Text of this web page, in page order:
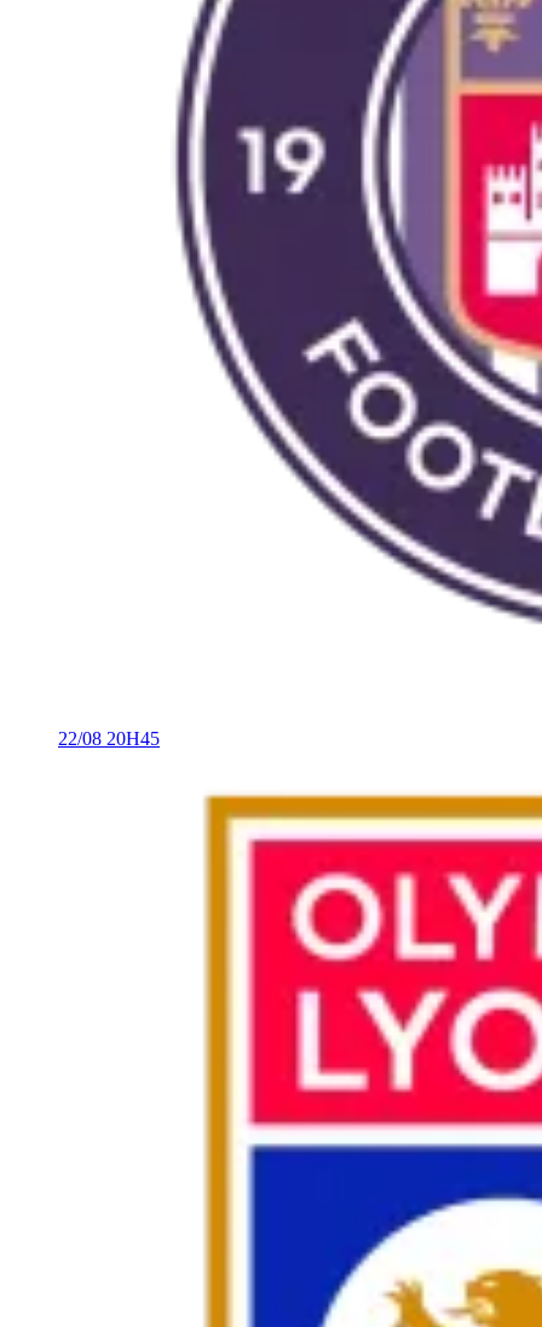
22/08 20H45